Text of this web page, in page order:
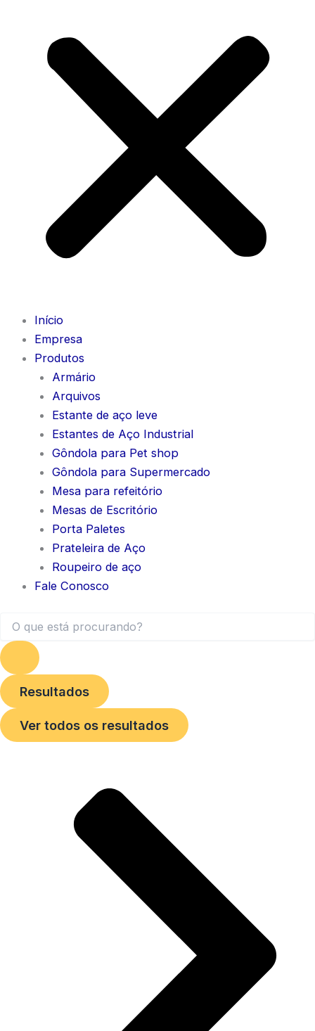
Início
Empresa
Produtos
Armário
Arquivos
Estante de aço leve
Estantes de Aço Industrial
Gôndola para Pet shop
Gôndola para Supermercado
Mesa para refeitório
Mesas de Escritório
Porta Paletes
Prateleira de Aço
Roupeiro de aço
Fale Conosco
Resultados
Ver todos os resultados